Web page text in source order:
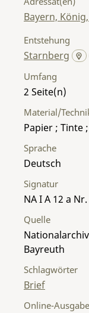
Bayern,
Entstehung
Starnberg
Umfang
2
Material/
Papier ; Tinte
Sprache
Deutsch
Signatur
NA I A 12 a Nr.
Quelle
Bayreuth
Schlagwörter
Brief
Online-Ausgabe